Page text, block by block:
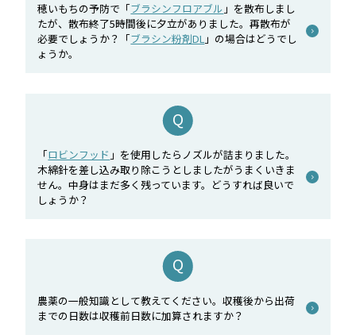
穂いもちの予防で「ブラシンフロアブル 」を散布しまし
たが、散布終了5時間後に夕立がありました。再散布が
必要でしょうか？「ブラシン粉剤DL 」の場合はどうでし
ょうか。
「ロビンフッド 」を使用したらノズルが詰まりました。
木綿針を差し込み取り除こうとしましたがうまくいきま
せん。中身はまだ多く残っています。どうすれば良いで
しょうか？
農薬の一般知識として教えてください。収穫後から出荷
までの日数は収穫前日数に加算されますか？